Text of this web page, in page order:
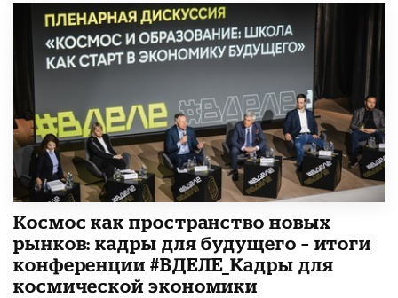
Космос как пространство новых
рынков: кадры для будущего – итоги
конференции #ВДЕЛЕ_Кадры для
космической экономики